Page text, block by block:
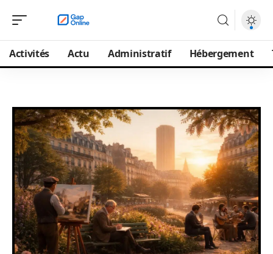
Activités Actu Administratif Hébergement